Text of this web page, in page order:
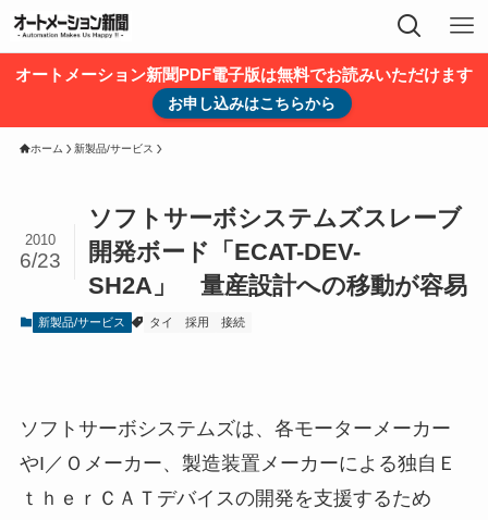
オートメーション新聞PDF電子版は無料でお読みいただけます
お申し込みはこちらから
ホーム 新製品/サービス
ソフトサーボシステムズスレーブ
開発ボード「ECAT-DEV-
SH2A」 量産設計への移動が容易
2010
6/23
新製品/サービス タイ 採用 接続
ソフトサーボシステムズは、各モーターメーカー
やI／Ｏメーカー、製造装置メーカーによる独自Ｅ
ｔｈｅｒＣＡＴデバイスの開発を支援するため